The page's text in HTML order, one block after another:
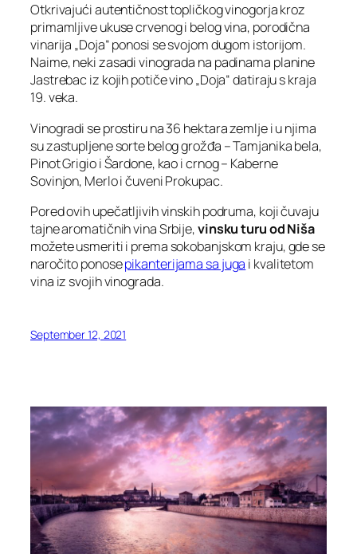
Otkrivajući autentičnost topličkog vinogorja kroz
primamljive ukuse crvenog i belog vina, porodična
vinarija „Doja“ ponosi se svojom dugom istorijom.
Naime, neki zasadi vinograda na padinama planine
Jastrebac iz kojih potiče vino „Doja“ datiraju s kraja
19. veka.
Vinogradi se prostiru na 36 hektara zemlje i u njima
su zastupljene sorte belog grožđa – Tamjanika bela,
Pinot Grigio i Šardone, kao i crnog – Kaberne
Sovinjon, Merlo i čuveni Prokupac.
Pored ovih upečatljivih vinskih podruma, koji čuvaju
tajne aromatičnih vina Srbije,vinsku turu od Niša
možete usmeriti i prema sokobanjskom kraju, gde se
naročito ponosepikanterijama sa juga i kvalitetom
vina iz svojih vinograda.
September 12, 2021